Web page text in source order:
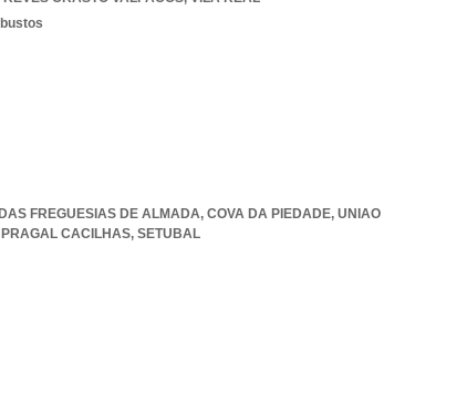
FREGUESIAS DE ALMADA, COVA DA PIEDADE, UNIAO
CACILHAS, SETUBAL